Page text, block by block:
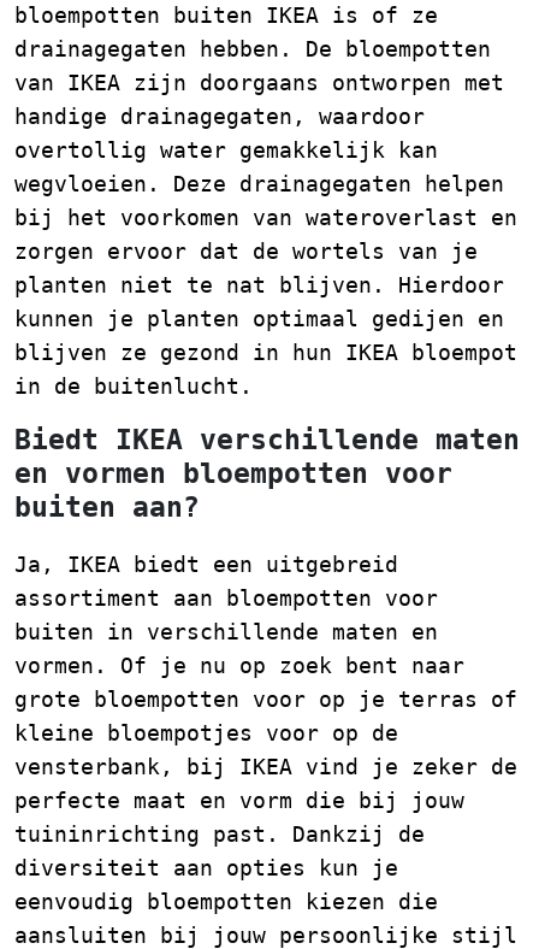
bloempotten buiten IKEA is of ze
drainagegaten hebben. De bloempotten
van IKEA zijn doorgaans ontworpen met
handige drainagegaten, waardoor
overtollig water gemakkelijk kan
wegvloeien. Deze drainagegaten helpen
bij het voorkomen van wateroverlast en
zorgen ervoor dat de wortels van je
planten niet te nat blijven. Hierdoor
kunnen je planten optimaal gedijen en
blijven ze gezond in hun IKEA bloempot
in de buitenlucht.
Biedt IKEA verschillende maten
en vormen bloempotten voor
buiten aan?
Ja, IKEA biedt een uitgebreid
assortiment aan bloempotten voor
buiten in verschillende maten en
vormen. Of je nu op zoek bent naar
grote bloempotten voor op je terras of
kleine bloempotjes voor op de
vensterbank, bij IKEA vind je zeker de
perfecte maat en vorm die bij jouw
tuininrichting past. Dankzij de
diversiteit aan opties kun je
eenvoudig bloempotten kiezen die
aansluiten bij jouw persoonlijke stijl